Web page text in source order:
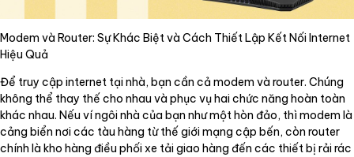
Modem và Router: Sự Khác Biệt và Cách Thiết Lập Kết Nối Internet
Hiệu Quả
Để truy cập internet tại nhà, bạn cần cả modem và router. Chúng
không thể thay thế cho nhau và phục vụ hai chức năng hoàn toàn
khác nhau. Nếu ví ngôi nhà của bạn như một hòn đảo, thì modem là
cảng biển nơi các tàu hàng từ thế giới mạng cập bến, còn router
chính là kho hàng điều phối xe tải giao hàng đến các thiết bị rải rác